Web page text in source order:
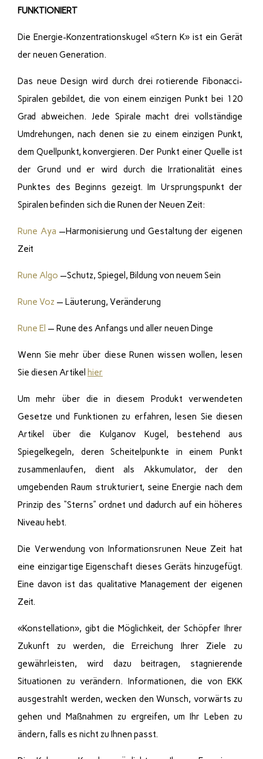
FUNKTIONIERT
Die Energie-Konzentrationskugel «Stern K» ist ein Gerät
der neuen Generation.
Das neue Design wird durch drei rotierende Fibonacci-
Spiralen gebildet, die von einem einzigen Punkt bei 120
Grad abweichen. Jede Spirale macht drei vollständige
Umdrehungen, nach denen sie zu einem einzigen Punkt,
dem Quellpunkt, konvergieren. Der Punkt einer Quelle ist
der Grund und er wird durch die Irrationalität eines
Punktes des Beginns gezeigt. Im Ursprungspunkt der
Spiralen befinden sich die Runen der Neuen Zeit:
Rune Aya —Harmonisierung und Gestaltung der eigenen
Zeit
Rune Algo —Schutz, Spiegel, Bildung von neuem Sein
Rune Voz — Läuterung, Veränderung
Rune El — Rune des Anfangs und aller neuen Dinge
Wenn Sie mehr über diese Runen wissen wollen, lesen
Sie diesen Artikel hier
Um mehr über die in diesem Produkt verwendeten
Gesetze und Funktionen zu erfahren, lesen Sie diesen
Artikel über die Kulganov Kugel, bestehend aus
Spiegelkegeln, deren Scheitelpunkte in einem Punkt
zusammenlaufen, dient als Akkumulator, der den
umgebenden Raum strukturiert, seine Energie nach dem
Prinzip des “Sterns” ordnet und dadurch auf ein höheres
Niveau hebt.
Die Verwendung von Informationsrunen Neue Zeit hat
eine einzigartige Eigenschaft dieses Geräts hinzugefügt.
Eine davon ist das qualitative Management der eigenen
Zeit.
«Konstellation», gibt die Möglichkeit, der Schöpfer Ihrer
Zukunft zu werden, die Erreichung Ihrer Ziele zu
gewährleisten, wird dazu beitragen, stagnierende
Situationen zu verändern. Informationen, die von EKK
ausgestrahlt werden, wecken den Wunsch, vorwärts zu
gehen und Maßnahmen zu ergreifen, um Ihr Leben zu
ändern, falls es nicht zu Ihnen passt.